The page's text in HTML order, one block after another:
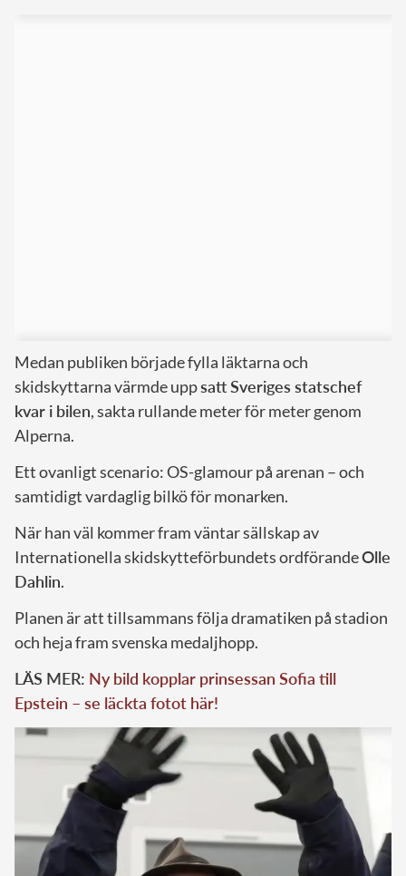
Medan publiken började fylla läktarna och
skidskyttarna värmde uppsatt Sveriges statschef
kvar i bilen, sakta rullande meter för meter genom
Alperna.
Ett ovanligt scenario: OS-glamour på arenan – och
samtidigt vardaglig bilkö för monarken.
När han väl kommer fram väntar sällskap av
Internationella skidskytteförbundets ordförandeOlle
Dahlin.
Planen är att tillsammans följa dramatiken på stadion
och heja fram svenska medaljhopp.
LÄS MER: Ny bild kopplar prinsessan Sofia till
Epstein – se läckta fotot här!